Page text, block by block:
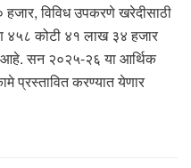
विविध उपकरणे खरेदीसाठी
कोटी ४१ लाख ३४ हजार
सन २०२५-२६ या आर्थिक
प्रस्तावित करण्यात येणार